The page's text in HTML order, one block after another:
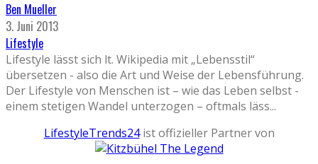
Ben Mueller
3. Juni 2013
Lifestyle
Lifestyle lässt sich lt. Wikipedia mit „Lebensstil“
übersetzen - also die Art und Weise der Lebensführung.
Der Lifestyle von Menschen ist – wie das Leben selbst -
einem stetigen Wandel unterzogen – oftmals läss...
LifestyleTrends24ist offizieller Partner von